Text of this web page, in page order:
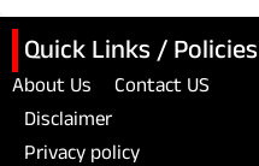
Quick Links / Policies
About Us
Contact US
Disclaimer
Privacy policy